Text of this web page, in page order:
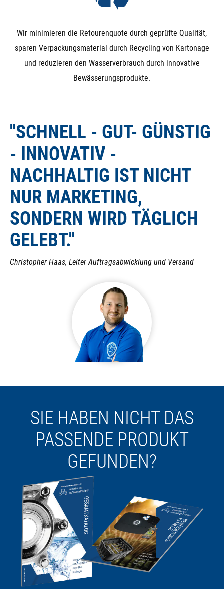
Wir minimieren die Retourenquote durch geprüfte Qualität,
sparen Verpackungsmaterial durch Recycling von Kartonage
und reduzieren den Wasserverbrauch durch innovative
Bewässerungsprodukte.
"SCHNELL - GUT- GÜNSTIG
- INNOVATIV -
NACHHALTIG IST NICHT
NUR MARKETING,
SONDERN WIRD TÄGLICH
GELEBT."
Christopher Haas, Leiter Auftragsabwicklung und Versand
SIE HABEN NICHT DAS
PASSENDE PRODUKT
GEFUNDEN?